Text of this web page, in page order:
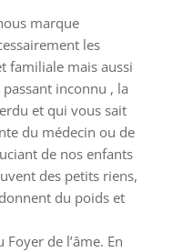
marque
les
familiale mais aussi
inconnu , la
et qui vous sait
du médecin ou de
de nos enfants
des petits riens,
du poids et
de l’âme. En